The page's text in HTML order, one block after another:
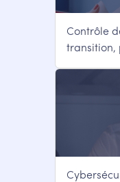
Contrôle
transition,